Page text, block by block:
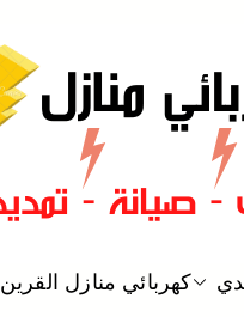
منازل
كهربائي منازل الكويت
كهربائي منازل القرين